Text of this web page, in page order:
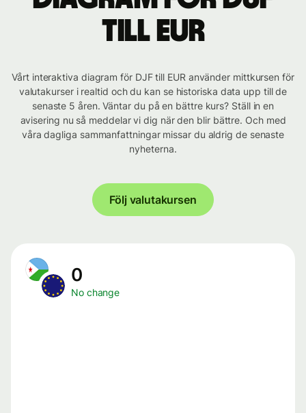
till EUR
Vårt interaktiva diagram för DJF till EUR använder mittkursen för
valutakurser i realtid och du kan se historiska data upp till de
senaste 5 åren. Väntar du på en bättre kurs? Ställ in en
avisering nu så meddelar vi dig när den blir bättre. Och med
våra dagliga sammanfattningar missar du aldrig de senaste
nyheterna.
Följ valutakursen
0
No change